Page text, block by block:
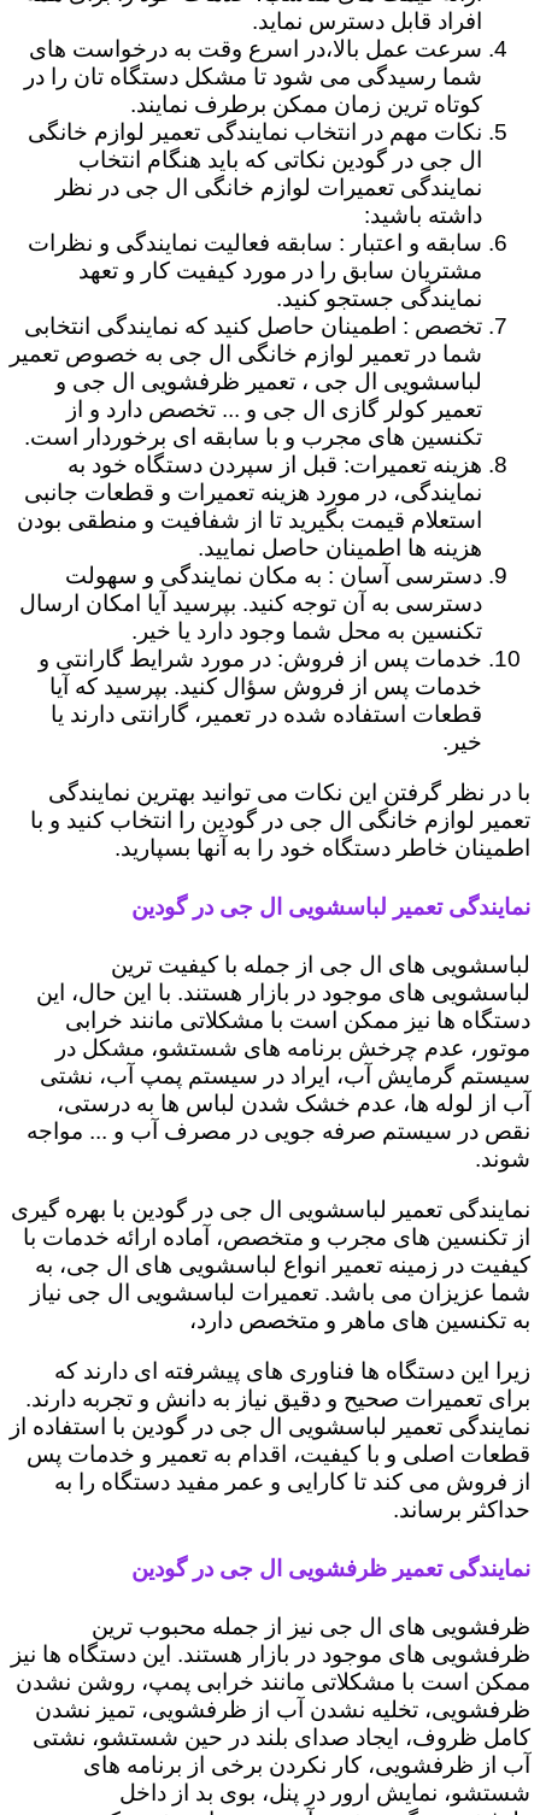
افراد قابل دسترس نماید.
سرعت عمل بالا،در اسرع وقت به درخواست های
شما رسیدگی می شود تا مشکل دستگاه تان را در
کوتاه ترین زمان ممکن برطرف نمایند.
نکات مهم در انتخاب نمایندگی تعمیر لوازم خانگی
ال جی در گودین نکاتی که باید هنگام انتخاب
نمایندگی تعمیرات لوازم خانگی ال جی در نظر
داشته باشید:
سابقه و اعتبار : سابقه فعالیت نمایندگی و نظرات
مشتریان سابق را در مورد کیفیت کار و تعهد
نمایندگی جستجو کنید.
تخصص : اطمینان حاصل کنید که نمایندگی انتخابی
شما در تعمیر لوازم خانگی ال جی به خصوص تعمیر
لباسشویی ال جی ، تعمیر ظرفشویی ال جی و
تعمیر کولر گازی ال جی و ... تخصص دارد و از
تکنسین های مجرب و با سابقه ای برخوردار است.
هزینه تعمیرات: قبل از سپردن دستگاه خود به
نمایندگی، در مورد هزینه تعمیرات و قطعات جانبی
استعلام قیمت بگیرید تا از شفافیت و منطقی بودن
هزینه ها اطمینان حاصل نمایید.
دسترسی آسان : به مکان نمایندگی و سهولت
دسترسی به آن توجه کنید. بپرسید آیا امکان ارسال
تکنسین به محل شما وجود دارد یا خیر.
خدمات پس از فروش: در مورد شرایط گارانتی و
خدمات پس از فروش سؤال کنید. بپرسید که آیا
قطعات استفاده شده در تعمیر، گارانتی دارند یا
خیر.
با در نظر گرفتن این نکات می توانید بهترین نمایندگی
تعمیر لوازم خانگی ال جی در گودین را انتخاب کنید و با
اطمینان خاطر دستگاه خود را به آنها بسپارید.
نمایندگی تعمیر لباسشویی ال جی در گودین
لباسشویی های ال جی از جمله با کیفیت ترین
لباسشویی های موجود در بازار هستند. با این حال، این
دستگاه ها نیز ممکن است با مشکلاتی مانند خرابی
موتور، عدم چرخش برنامه های شستشو، مشکل در
سیستم گرمایش آب، ایراد در سیستم پمپ آب، نشتی
آب از لوله ها، عدم خشک شدن لباس ها به درستی،
نقص در سیستم صرفه جویی در مصرف آب و ... مواجه
شوند.
نمایندگی تعمیر لباسشویی ال جی در گودین با بهره گیری
از تکنسین های مجرب و متخصص، آماده ارائه خدمات با
کیفیت در زمینه تعمیر انواع لباسشویی های ال جی، به
شما عزیزان می باشد. تعمیرات لباسشویی ال جی نیاز
به تکنسین های ماهر و متخصص دارد،
زیرا این دستگاه ها فناوری های پیشرفته ای دارند که
برای تعمیرات صحیح و دقیق نیاز به دانش و تجربه دارند.
نمایندگی تعمیر لباسشویی ال جی در گودین با استفاده از
قطعات اصلی و با کیفیت، اقدام به تعمیر و خدمات پس
از فروش می کند تا کارایی و عمر مفید دستگاه را به
حداکثر برساند.
نمایندگی تعمیر ظرفشویی ال جی در گودین
ظرفشویی های ال جی نیز از جمله محبوب ترین
ظرفشویی های موجود در بازار هستند. این دستگاه ها نیز
ممکن است با مشکلاتی مانند خرابی پمپ، روشن نشدن
ظرفشویی، تخلیه نشدن آب از ظرفشویی، تمیز نشدن
کامل ظروف، ایجاد صدای بلند در حین شستشو، نشتی
آب از ظرفشویی، کار نکردن برخی از برنامه های
شستشو، نمایش ارور در پنل، بوی بد از داخل